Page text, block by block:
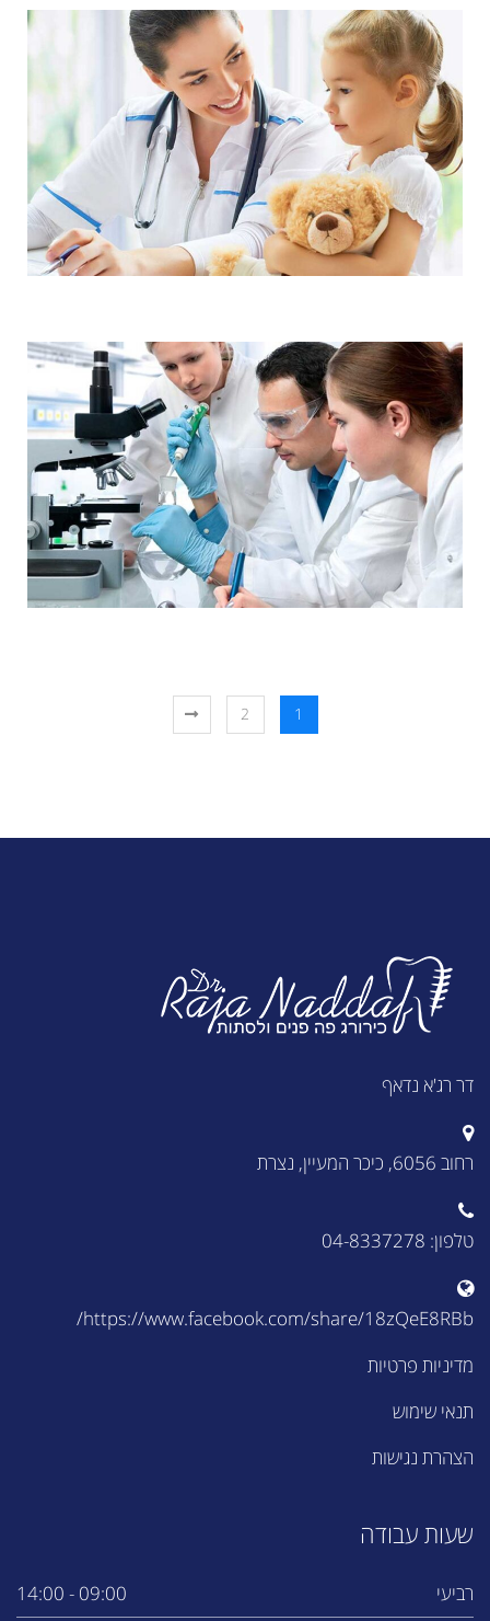
Demo Media Title 6
Dental Care
Skin Care
1
2
דר רג'א נדאף
רחוב 6056, כיכר המעיין, נצרת
טלפון: 04-8337278
https://www.facebook.com/share/18zQeE8RBb/
מדיניות פרטיות
תנאי שימוש
הצהרת נגישות
שעות עבודה
רביעי 09:00 - 14:00